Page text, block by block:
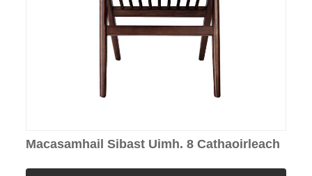
Macasamhail Sibast Uimh. 8 Cathaoirleach